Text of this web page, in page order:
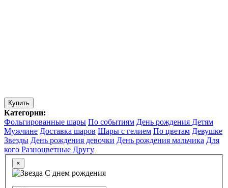
Купить
Категории:
Фольгированные шары По событиям День рождения Детям
Мужчине Доставка шаров Шары с гелием По цветам Девушке
Звезды День рождения девочки День рождения мальчика Для
кого Разноцветные Другу
×